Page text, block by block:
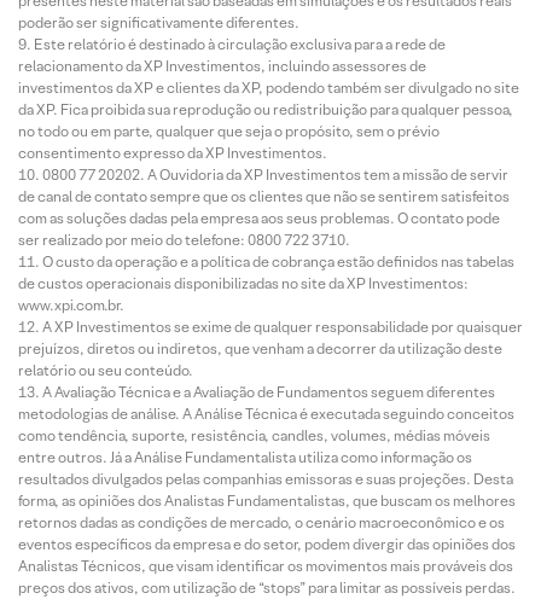
poderão ser significativamente diferentes.
Este relatório é destinado à circulação exclusiva para a rede de
relacionamento da XP Investimentos, incluindo assessores de
investimentos da XP e clientes da XP, podendo também ser divulgado no site
da XP. Fica proibida sua reprodução ou redistribuição para qualquer pessoa,
no todo ou em parte, qualquer que seja o propósito, sem o prévio
consentimento expresso da XP Investimentos.
0800 77 20202. A Ouvidoria da XP Investimentos tem a missão de servir
de canal de contato sempre que os clientes que não se sentirem satisfeitos
com as soluções dadas pela empresa aos seus problemas. O contato pode
ser realizado por meio do telefone: 0800 722 3710.
O custo da operação e a política de cobrança estão definidos nas tabelas
de custos operacionais disponibilizadas no site da XP Investimentos:
www.xpi.com.br.
A XP Investimentos se exime de qualquer responsabilidade por quaisquer
prejuízos, diretos ou indiretos, que venham a decorrer da utilização deste
relatório ou seu conteúdo.
A Avaliação Técnica e a Avaliação de Fundamentos seguem diferentes
metodologias de análise. A Análise Técnica é executada seguindo conceitos
como tendência, suporte, resistência, candles, volumes, médias móveis
entre outros. Já a Análise Fundamentalista utiliza como informação os
resultados divulgados pelas companhias emissoras e suas projeções. Desta
forma, as opiniões dos Analistas Fundamentalistas, que buscam os melhores
retornos dadas as condições de mercado, o cenário macroeconômico e os
eventos específicos da empresa e do setor, podem divergir das opiniões dos
Analistas Técnicos, que visam identificar os movimentos mais prováveis dos
preços dos ativos, com utilização de “stops” para limitar as possíveis perdas.